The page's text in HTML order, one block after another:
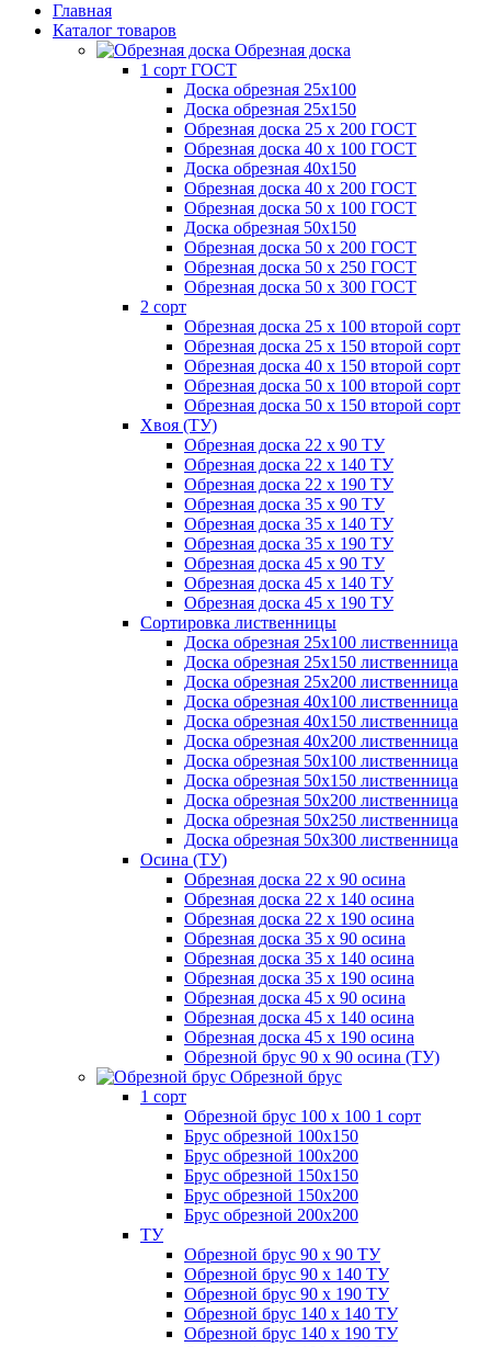
Главная
Каталог товаров
Обрезная доска
1 сорт ГОСТ
Доска обрезная 25х100
Доска обрезная 25х150
Обрезная доска 25 х 200 ГОСТ
Обрезная доска 40 х 100 ГОСТ
Доска обрезная 40х150
Обрезная доска 40 х 200 ГОСТ
Обрезная доска 50 х 100 ГОСТ
Доска обрезная 50х150
Обрезная доска 50 х 200 ГОСТ
Обрезная доска 50 х 250 ГОСТ
Обрезная доска 50 х 300 ГОСТ
2 сорт
Обрезная доска 25 х 100 второй сорт
Обрезная доска 25 х 150 второй сорт
Обрезная доска 40 х 150 второй сорт
Обрезная доска 50 х 100 второй сорт
Обрезная доска 50 х 150 второй сорт
Хвоя (ТУ)
Обрезная доска 22 х 90 ТУ
Обрезная доска 22 х 140 ТУ
Обрезная доска 22 х 190 ТУ
Обрезная доска 35 х 90 ТУ
Обрезная доска 35 х 140 ТУ
Обрезная доска 35 х 190 ТУ
Обрезная доска 45 х 90 ТУ
Обрезная доска 45 х 140 ТУ
Обрезная доска 45 х 190 ТУ
Сортировка лиственницы
Доска обрезная 25х100 лиственница
Доска обрезная 25х150 лиственница
Доска обрезная 25х200 лиственница
Доска обрезная 40х100 лиственница
Доска обрезная 40х150 лиственница
Доска обрезная 40х200 лиственница
Доска обрезная 50х100 лиственница
Доска обрезная 50х150 лиственница
Доска обрезная 50х200 лиственница
Доска обрезная 50х250 лиственница
Доска обрезная 50х300 лиственница
Осина (ТУ)
Обрезная доска 22 х 90 осина
Обрезная доска 22 х 140 осина
Обрезная доска 22 х 190 осина
Обрезная доска 35 х 90 осина
Обрезная доска 35 х 140 осина
Обрезная доска 35 х 190 осина
Обрезная доска 45 х 90 осина
Обрезная доска 45 х 140 осина
Обрезная доска 45 х 190 осина
Обрезной брус 90 х 90 осина (ТУ)
Обрезной брус
1 сорт
Обрезной брус 100 х 100 1 сорт
Брус обрезной 100х150
Брус обрезной 100х200
Брус обрезной 150х150
Брус обрезной 150х200
Брус обрезной 200х200
ТУ
Обрезной брус 90 х 90 ТУ
Обрезной брус 90 х 140 ТУ
Обрезной брус 90 х 190 ТУ
Обрезной брус 140 х 140 ТУ
Обрезной брус 140 х 190 ТУ